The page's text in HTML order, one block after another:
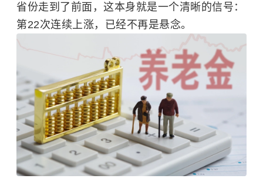
省份走到了前面，这本身就是一个清晰的信号：
第22次连续上涨，已经不再是悬念。